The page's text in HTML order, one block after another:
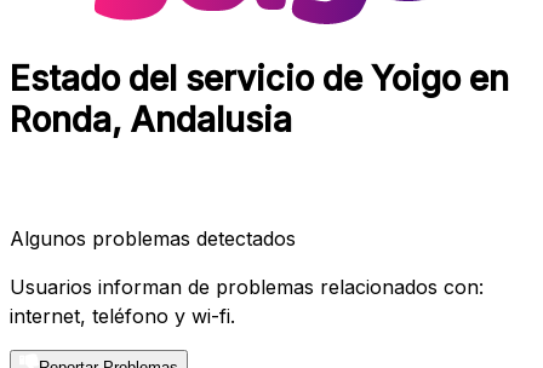
Estado del servicio de Yoigo en
Ronda, Andalusia
Algunos problemas detectados
Usuarios informan de problemas relacionados con:
internet, teléfono y wi-fi.